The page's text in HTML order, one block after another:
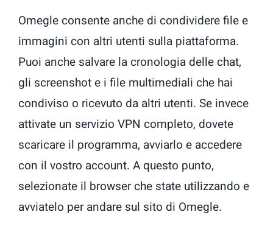
Omegle consente anche di condividere file e
immagini con altri utenti sulla piattaforma.
Puoi anche salvare la cronologia delle chat,
gli screenshot e i file multimediali che hai
condiviso o ricevuto da altri utenti. Se invece
attivate un servizio VPN completo, dovete
scaricare il programma, avviarlo e accedere
con il vostro account. A questo punto,
selezionate il browser che state utilizzando e
avviatelo per andare sul sito di Omegle.